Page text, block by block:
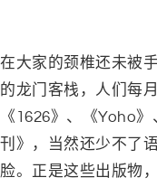
在大家的颈椎还未被
的龙门客栈，人们每
《 1626》、《Yoho》
刊》，当然还少不了
脸。正是这些出版物